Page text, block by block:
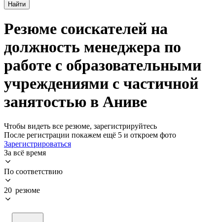
Найти
Резюме соискателей на
должность менеджера по
работе с образовательными
учреждениями с частичной
занятостью в Аниве
Чтобы видеть все резюме, зарегистрируйтесь
После регистрации покажем ещё 5 и откроем фото
Зарегистрироваться
За всё время
По соответствию
20 резюме